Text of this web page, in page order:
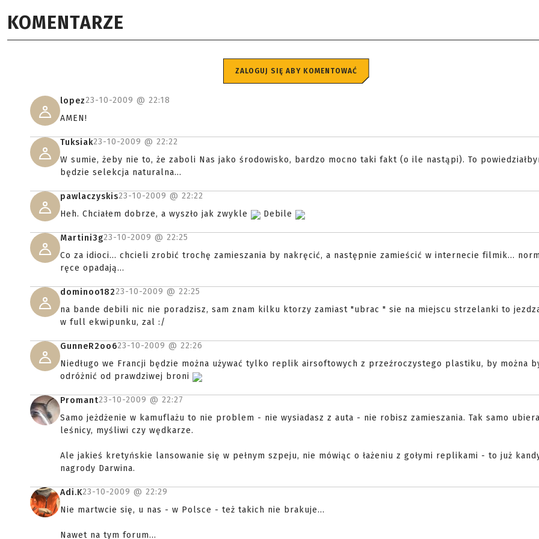
KOMENTARZE
ZALOGUJ SIĘ ABY KOMENTOWAĆ
lopez23-10-2009 @ 22:18
AMEN!
Tuksiak23-10-2009 @ 22:22
W sumie, żeby nie to, że zaboli Nas jako środowisko, bardzo mocno taki fakt (o ile nastąpi). To
będzie selekcja naturalna...
pawlaczyskis23-10-2009 @ 22:22
Heh. Chciałem dobrze, a wyszło jak zwykle
Debile
Martini3g23-10-2009 @ 22:25
Co za idioci... chcieli zrobić trochę zamieszania by nakręcić, a następnie zamieścić w internecie filmik...
ręce opadają...
dominoo18223-10-2009 @ 22:25
na bande debili nic nie poradzisz, sam znam kilku ktorzy zamiast "ubrac " sie na miejscu strzelanki to
w full ekwipunku, zal :/
GunneR2oo623-10-2009 @ 22:26
Niedługo we Francji będzie można używać tylko replik airsoftowych z przeźroczystego plastiku, by można
odróżnić od prawdziwej broni
Promant23-10-2009 @ 22:27
Samo jeżdżenie w kamuflażu to nie problem - nie wysiadasz z auta - nie robisz zamieszania. Tak samo
leśnicy, myśliwi czy wędkarze.
Ale jakieś kretyńskie lansowanie się w pełnym szpeju, nie mówiąc o łażeniu z gołymi replikami - to już
nagrody Darwina.
Adi.K23-10-2009 @ 22:29
Nie martwcie się, u nas - w Polsce - też takich nie brakuje...
Nawet na tym forum...